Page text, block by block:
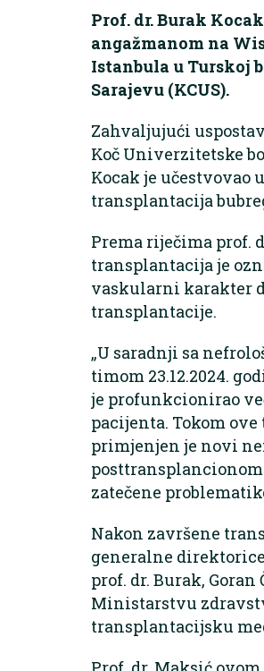
Prof. dr. Burak
angažmanom na
Istanbula u Turskoj
Sarajevu (KCUS).
Zahvaljujući
Koč Univerzitetske
Kocak je
transplantacija
Prema riječima prof.
transplantacija je
vaskularni karakter
transplantacije.
„U saradnji sa
timom 23.12.2024.
je profunkcionirao
pacijenta. Tokom
primjenjen je novi
zatečene
Nakon završene
generalne
prof. dr. Burak,
Ministarstvu
transplantacijsku